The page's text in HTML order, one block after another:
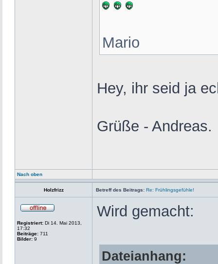
Mario
Hey, ihr seid ja
Grüße - Andreas.
Nach oben
Holzfrizz Betreff des Beitrags: Re: Frühlingsgefühle!
Registriert: Di 14. Mai 2013,
17:32
Beiträge: 711
Bilder: 9
Wird gemacht:
Dateianhang: